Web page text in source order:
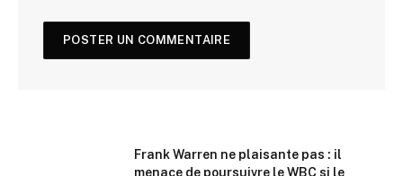
Frank Warren ne plaisante pas : il
menace de poursuivre le WBC si le